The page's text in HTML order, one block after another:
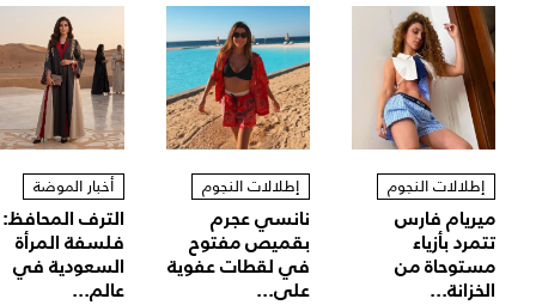
إطلالات النجوم
ميريام فارس
تتمرد بأزياء
مستوحاة من
الخزانة...
إطلالات النجوم
نانسي عجرم
بقميص مفتوح
في لقطات عفوية
على...
أخبار الموضة
الترف المحافظ:
فلسفة المرأة
السعودية في
عالم...